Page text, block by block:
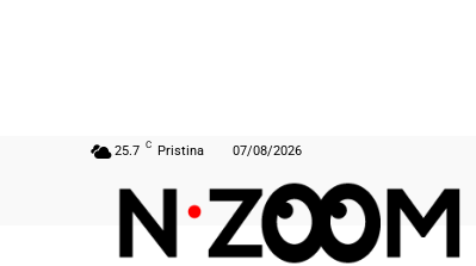
25.7 C Pristina 07/08/2026